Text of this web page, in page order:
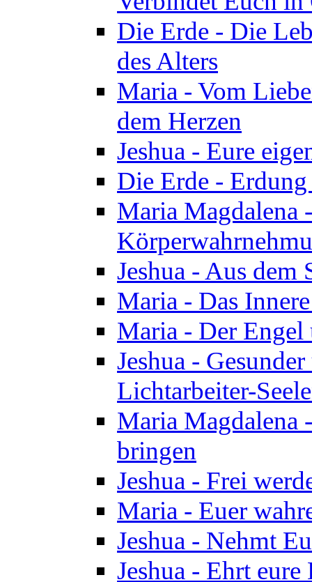
Die Erde - Die
des Alters
Maria - Vom
dem Herzen
Jeshua - Eure
Die Erde -
Maria Magdalena
Jeshua - Aus dem
Maria - Das
Maria - Der Engel
Jeshua -
Lichtarbeiter-
Maria Magdalena
bringen
Jeshua - Frei
Maria - Euer
Jeshua - Nehmt
Jeshua - Ehrt